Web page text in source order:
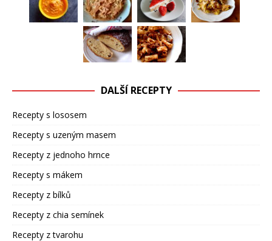
DALŠÍ RECEPTY
Recepty s lososem
Recepty s uzeným masem
Recepty z jednoho hrnce
Recepty s mákem
Recepty z bílků
Recepty z chia semínek
Recepty z tvarohu